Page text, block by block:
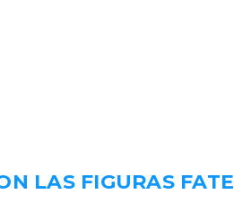
LAS FIGURAS FATE